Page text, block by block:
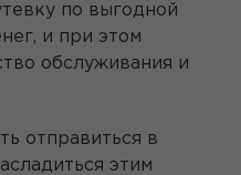
по выгодной
и при этом
обслуживания и
отправиться в
этим